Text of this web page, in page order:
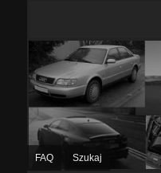
FAQ Szukaj